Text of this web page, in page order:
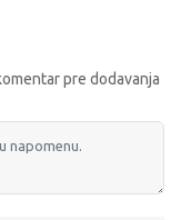
pre dodavanja